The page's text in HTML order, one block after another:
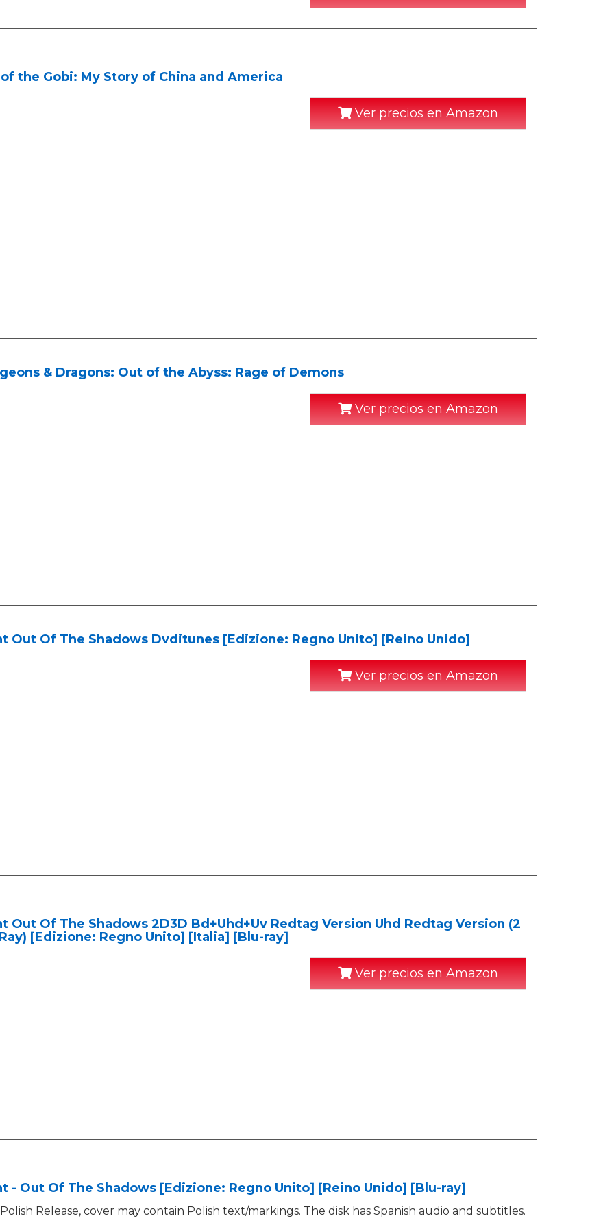
the Gobi: My Story of China and America
Ver precios en Amazon
& Dragons: Out of the Abyss: Rage of Demons
Ver precios en Amazon
Out Of The Shadows Dvditunes [Edizione: Regno Unito] [Reino Unido]
Ver precios en Amazon
Out Of The Shadows 2D3D Bd+Uhd+Uv Redtag Version Uhd Redtag Version (2
[Edizione: Regno Unito] [Italia] [Blu-ray]
Ver precios en Amazon
- Out Of The Shadows [Edizione: Regno Unito] [Reino Unido] [Blu-ray]
Polish Release, cover may contain Polish text/markings. The disk has Spanish audio and subtitles.